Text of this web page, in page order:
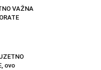
VAŽNA
ovo